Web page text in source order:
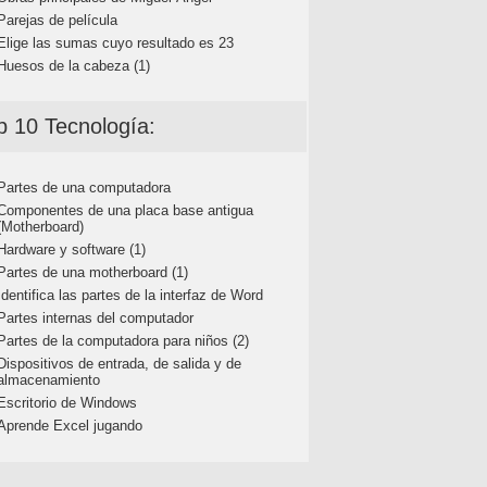
de película
las sumas cuyo resultado es 23
de la cabeza (1)
10 Tecnología:
de una computadora
de una placa base antigua
y software (1)
de una motherboard (1)
las partes de la interfaz de Word
internas del computador
de la computadora para niños (2)
de entrada, de salida y de
de Windows
Excel jugando